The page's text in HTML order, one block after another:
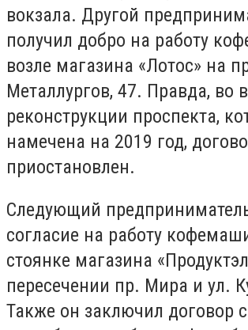
вокзала. Другой
получил добро на работу
возле магазина «Лотос» на
Металлургов, 47. Правда, во
реконструкции проспекта,
намечена на 2019 год,
приостановлен.
Следующий
согласие на работу
стоянке магазина
пересечении пр. Мира и ул.
Также он заключил договор